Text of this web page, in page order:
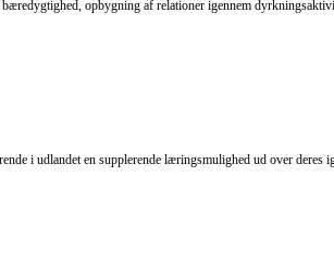
opbygning af relationer igennem
i udlandet en supplerende læringsmulighed ud over